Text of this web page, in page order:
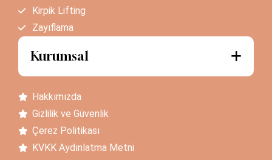
Kirpik Lifting
Zayıflama
Kurumsal
Hakkımızda
Gizlilik ve Güvenlik
Çerez Politikası
KVKK Aydınlatma Metni